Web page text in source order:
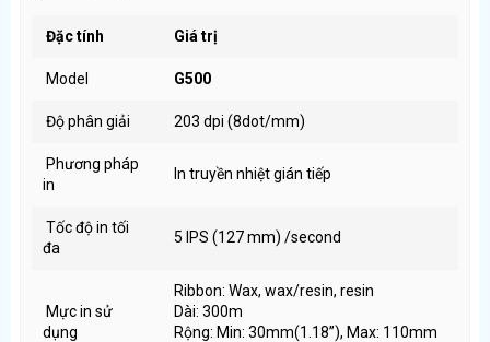
giảm thiểu tối đa thời gian chờ đợi
Đặc tính Giá trị
Model G500
Độ phân giải 203 dpi (8dot/mm)
Phương pháp
in
In truyền nhiệt gián tiếp
Tốc độ in tối
đa
5 IPS (127 mm) /second
Mực in sử
dụng
Ribbon: Wax, wax/resin, resin
Dài: 300m
Rộng: Min: 30mm(1.18”), Max: 110mm